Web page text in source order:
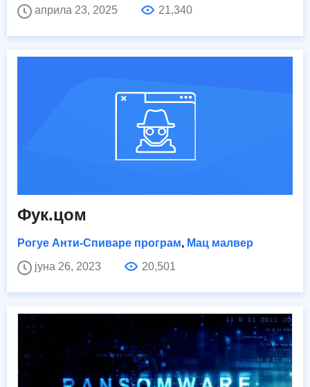
априла 23, 2025 21,340
Фук.цом
Рогуе Анти-Спиваре програм, Мац малвер
јуна 26, 2023
20,501